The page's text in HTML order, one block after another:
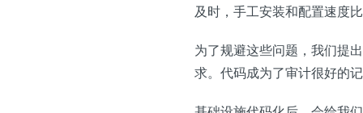
及时，手工安装和配置速度
为了规避这些问题，我们提
求。代码成为了审计很好的